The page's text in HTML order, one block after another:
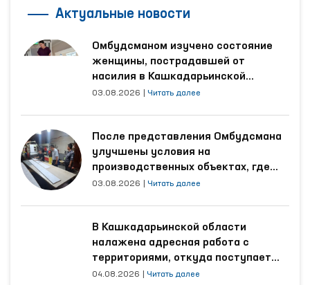
международные стандарты и
сотрудничество».
Актуальные новости
Омбудсманом изучено состояние
женщины, пострадавшей от
насилия в Кашкадарьинской
области
03.08.2026 Читать далее
После представления Омбудсмана
улучшены условия на
производственных объектах, где
трудятся осуждённые
03.08.2026 Читать далее
В Кашкадарьинской области
налажена адресная работа с
территориями, откуда поступает
наибольшее количество обращений
04.08.2026 Читать далее